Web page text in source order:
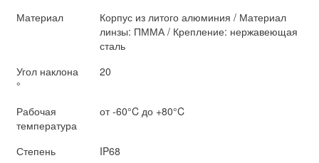
Материал
Корпус из литого алюминия / Материал
линзы: ПММА / Крепление: нержавеющая
сталь
Угол наклона
°
20
Рабочая
температура
от -60°C до +80°C
Степень
IP68